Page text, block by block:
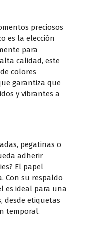
preciosos
es la elección
para
calidad, este
colores
garantiza que
y vibrantes a
pegatinas o
adherir
El papel
Con su respaldo
es ideal para una
desde etiquetas
temporal.